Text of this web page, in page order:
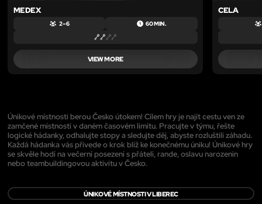
MEDEX
2 – 6 60 MIN.
VIEW MORE
CELA
Únikové místnosti berou Česko útokem! Cílem hry je najít cestu ven ze
zamčené místnosti v daném časovém limitu. Pracujte v týmu, řešte
logické hádanky, odhalujte stopy a sledujte děj, abyste rozluštili záhadu.
Každá hádanka vás přivede o krok blíž ke konečnému úniku! Únikové hry
se skvěle hodí na večerní posezení s přáteli, rande, oslavu narozenin
nebo teambuildingovou aktivitu v Česko.
ÚNIKOVÉ MÍSTNOSTI V LIBEREC